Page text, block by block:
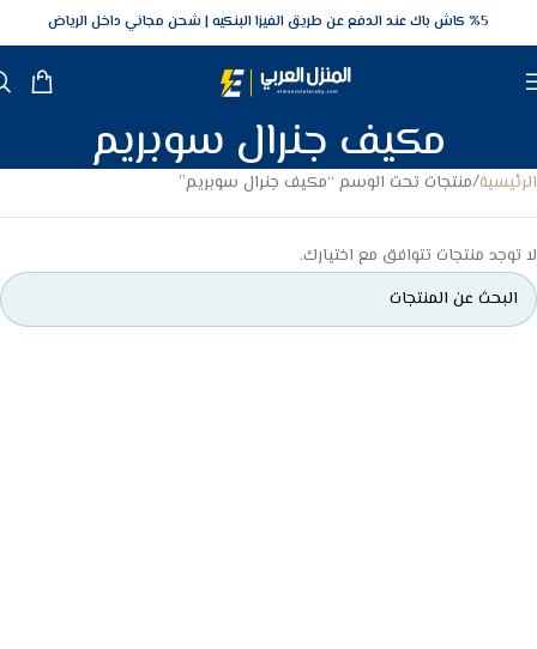
5‎% كاش باك عند الدفع عن طريق الفيزا البنكيه شحن مجاني داخل الرياض
مكيف جنرال سوبريم
الرئيسية منتجات تحت الوسم “مكيف جنرال سوبريم”
لا توجد منتجات تتوافق مع اختيارك.